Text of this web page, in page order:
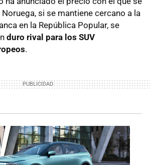
si se mantiene cercano a la
en la República Popular, se
duro rival para los SUV
.